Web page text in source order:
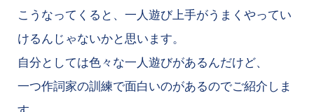
こうなってくると、一人遊び上手がうまくやってい
けるんじゃないかと思います。
自分としては色々な一人遊びがあるんだけど、
一つ作詞家の訓練で面白いのがあるのでご紹介しま